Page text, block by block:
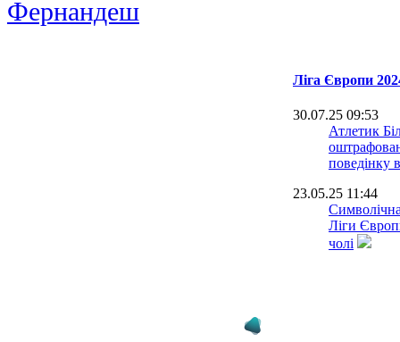
Фернандеш
Ліга Європи
30.07.25 09:53
Атлетик
поведінку
23.05.25 11:44
Ліги
чолі